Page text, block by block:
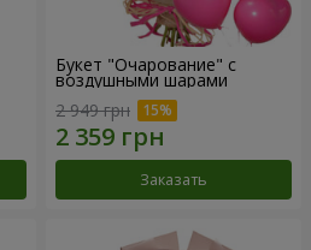
Букет "Очарование" с
воздушными шарами
2 949 грн
Заказать